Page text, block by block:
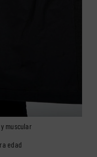
muscular
edad